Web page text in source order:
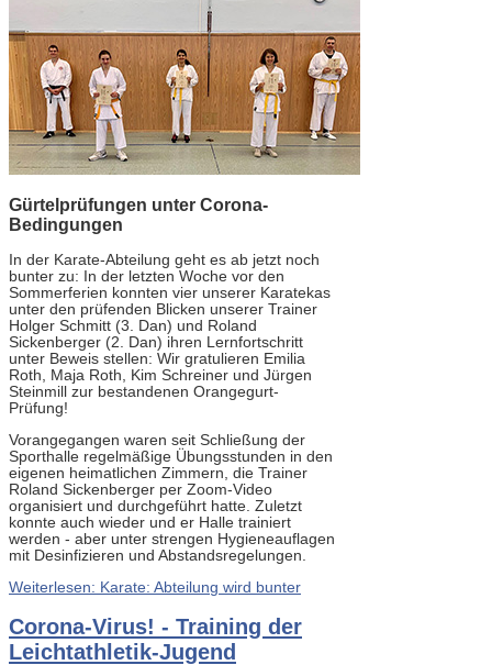
Gürtelprüfungen unter Corona-
Bedingungen
In der Karate-Abteilung geht es ab jetzt noch
bunter zu: In der letzten Woche vor den
Sommerferien konnten vier unserer Karatekas
unter den prüfenden Blicken unserer Trainer
Holger Schmitt (3. Dan) und Roland
Sickenberger (2. Dan) ihren Lernfortschritt
unter Beweis stellen: Wir gratulieren Emilia
Roth, Maja Roth, Kim Schreiner und Jürgen
Steinmill zur bestandenen Orangegurt-
Prüfung!
Vorangegangen waren seit Schließung der
Sporthalle regelmäßige Übungsstunden in den
eigenen heimatlichen Zimmern, die Trainer
Roland Sickenberger per Zoom-Video
organisiert und durchgeführt hatte. Zuletzt
konnte auch wieder und er Halle trainiert
werden - aber unter strengen Hygieneauflagen
mit Desinfizieren und Abstandsregelungen.
Weiterlesen: Karate: Abteilung wird bunter
Corona-Virus! - Training der
Leichtathletik-Jugend